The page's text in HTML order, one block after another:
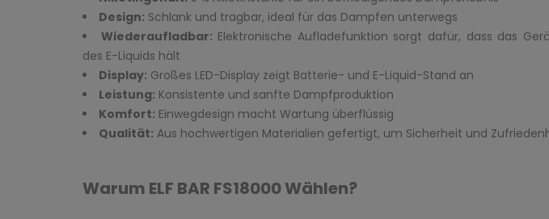
Design: Schlank und tragbar, ideal für das Dampfen unterwegs
Wiederaufladbar: Elektronische Aufladefunktion sorgt dafür, dass das
des E-Liquids hält
Display: Großes LED-Display zeigt Batterie- und E-Liquid-Stand an
Leistung: Konsistente und sanfte Dampfproduktion
Komfort: Einwegdesign macht Wartung überflüssig
Qualität: Aus hochwertigen Materialien gefertigt, um Sicherheit und
Warum ELF BAR FS18000 Wählen?